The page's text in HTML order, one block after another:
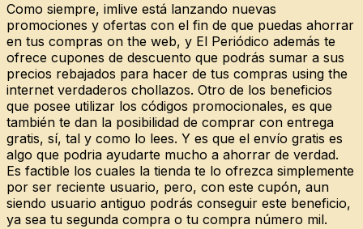
Como siempre, imlive está lanzando nuevas
promociones y ofertas con el fin de que puedas ahorrar
en tus compras on the web, y El Periódico además te
ofrece cupones de descuento que podrás sumar a sus
precios rebajados para hacer de tus compras using the
internet verdaderos chollazos. Otro de los beneficios
que posee utilizar los códigos promocionales, es que
también te dan la posibilidad de comprar con entrega
gratis, sí, tal y como lo lees. Y es que el envío gratis es
algo que podria ayudarte mucho a ahorrar de verdad.
Es factible los cuales la tienda te lo ofrezca simplemente
por ser reciente usuario, pero, con este cupón, aun
siendo usuario antiguo podrás conseguir este beneficio,
ya sea tu segunda compra o tu compra número mil.